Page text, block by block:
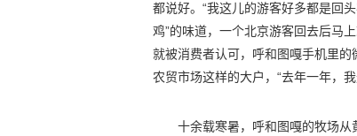
都说好。“我这儿的游客好多都是回
鸡”的味道，一个北京游客回去后马
就被消费者认可，呼和图嘎手机里
农贸市场这样的大户，“去年一年，
十余载寒暑，呼和图嘎的牧场从